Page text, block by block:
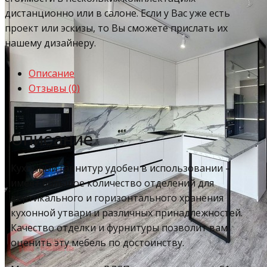
дистанционно или в салоне. Если у Вас уже есть
проект или эскизы, то Вы сможете прислать их
нашему дизайнеру.
Описание
Отзывы (0)
Описание
Кухонный гарнитур удобен в использовании –
имеет большое количество отделений для
вертикального и горизонтального хранения
кухонной утвари и различных принадлежностей.
Качество отделки и фурнитуры позволит вам
оценить эту мебель по достоинству.